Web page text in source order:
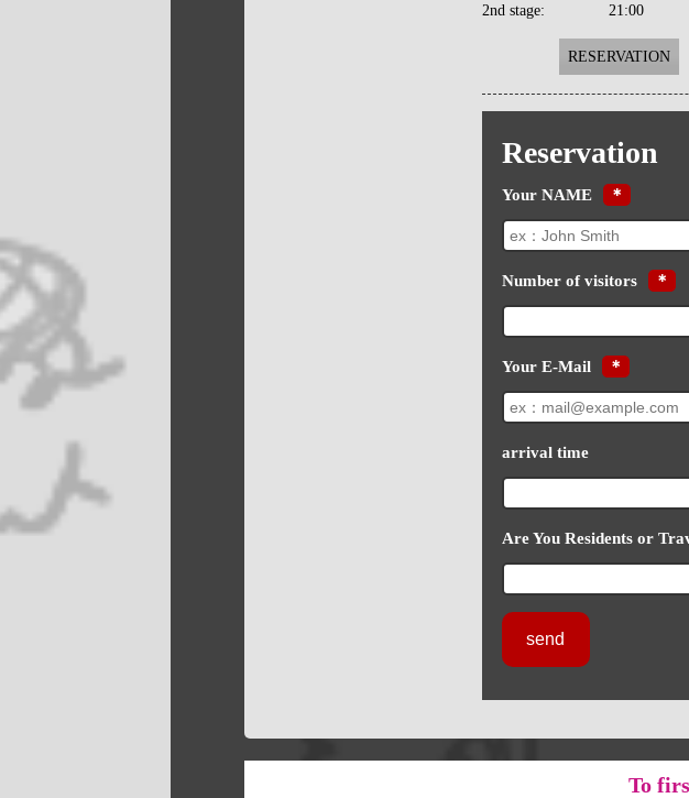
2nd stage: 21:00
RESERVATION
Reservation
Your NAME ＊
Number of visitors ＊
Your E-Mail ＊
arrival time
Are You Residents or
To